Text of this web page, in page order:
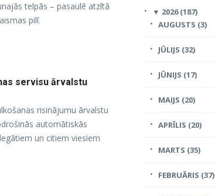
telpās – pasaulē atzītā
pilī.
servisu ārvalstu
risinājumu ārvalstu
automātiskās
un citiem viesiem
▼ 2026 (187)
AUGUSTS (3)
JŪLIJS (32)
JŪNIJS (17)
MAIJS (20)
APRĪLIS (20)
MARTS (35)
FEBRUĀRIS (37)